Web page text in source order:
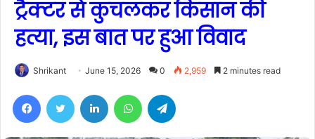
ट्रैक्टर से कुचलकर किसान की
हत्या, इस बात पर हुआ विवाद
Shrikant June 15, 2026 0 2,959 2 minutes read